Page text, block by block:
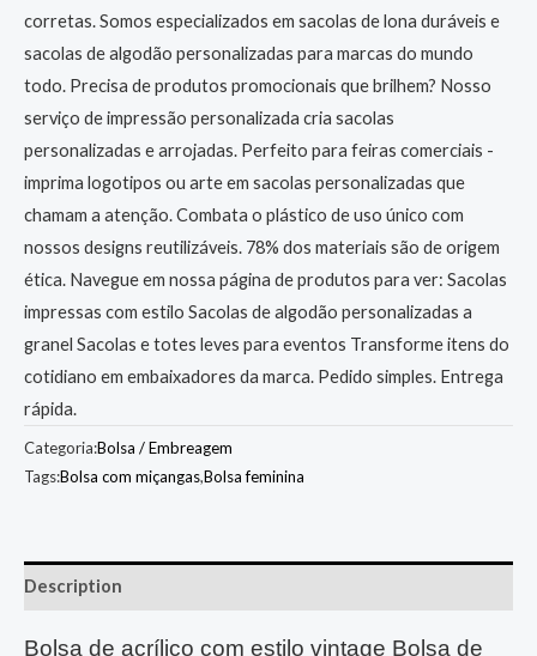
corretas. Somos especializados em sacolas de lona duráveis e
sacolas de algodão personalizadas para marcas do mundo
todo. Precisa de produtos promocionais que brilhem? Nosso
serviço de impressão personalizada cria sacolas
personalizadas e arrojadas. Perfeito para feiras comerciais -
imprima logotipos ou arte em sacolas personalizadas que
chamam a atenção. Combata o plástico de uso único com
nossos designs reutilizáveis. 78% dos materiais são de origem
ética. Navegue em nossa página de produtos para ver: Sacolas
impressas com estilo Sacolas de algodão personalizadas a
granel Sacolas e totes leves para eventos Transforme itens do
cotidiano em embaixadores da marca. Pedido simples. Entrega
rápida.
Categoria:Bolsa / Embreagem
Tags:Bolsa com miçangas,Bolsa feminina
Description
Bolsa de acrílico com estilo vintage Bolsa de